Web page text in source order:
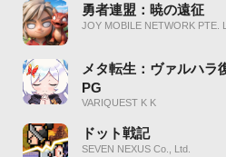
勇者連盟：暁の遠征
JOY MOBILE NETWORK PTE.
メタ転生：ヴァルハラ
PG
VARIQUEST K K
ドット戦記
SEVEN NEXUS Co., Ltd.